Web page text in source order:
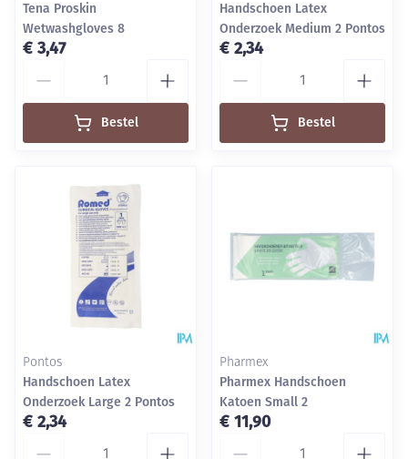
Tena Proskin
Wetwashgloves 8
€ 3,47
Bestel
Handschoen Latex
Onderzoek Medium 2 Pontos
€ 2,34
Bestel
Pontos
Handschoen Latex
Onderzoek Large 2 Pontos
€ 2,34
Pharmex
Pharmex Handschoen
Katoen Small 2
€ 11,90